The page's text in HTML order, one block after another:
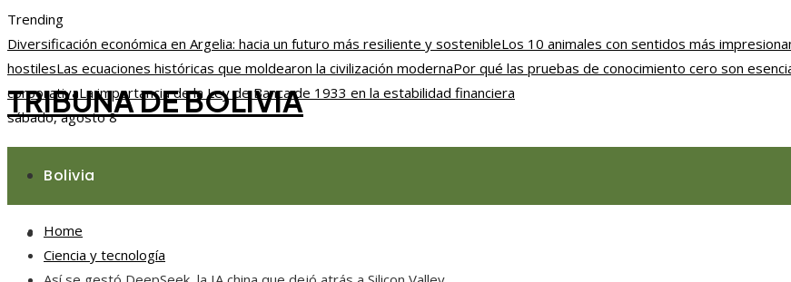
Trending
Diversificación económica en Argelia: hacia un futuro más resiliente y sostenibleLos 10 animales con sentidos más
hostilesLas ecuaciones históricas que moldearon la civilización modernaPor qué las pruebas de conocimiento cero son
corporativaLa importancia de la Ley de Banca de 1933 en la estabilidad financiera
sábado, agosto 8
TRIBUNA DE BOLIVIA
Bolivia
Responsabilidad social
Home
Ciencia y tecnología